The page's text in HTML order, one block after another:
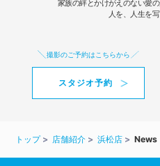
家族の絆とかけがえのない愛
人を、人生を写
撮影のご予約はこちらから
スタジオ予約
トップ 店舗紹介 浜松店 News